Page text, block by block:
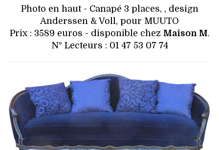
Photo en haut - Canapé 3 places, , design
Anderssen & Voll, pour MUUTO
Prix : 3589 euros - disponible chez Maison M.
N° Lecteurs : 01 47 53 07 74